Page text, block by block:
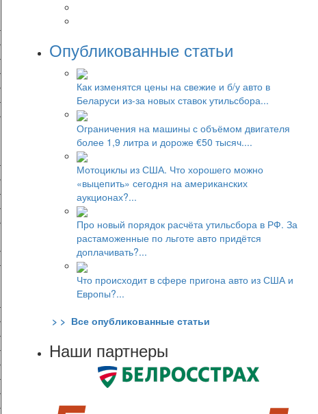
Опубликованные статьи
Как изменятся цены на свежие и б/у авто в
Беларуси из-за новых ставок утильсбора...
Ограничения на машины с объёмом двигателя
более 1,9 литра и дороже €50 тысяч....
Мотоциклы из США. Что хорошего можно
«выцепить» сегодня на американских
аукционах?...
Про новый порядок расчёта утильсбора в РФ. За
растаможенные по льготе авто придётся
доплачивать?...
Что происходит в сфере пригона авто из США и
Европы?...
> > Все опубликованные статьи
Наши партнеры